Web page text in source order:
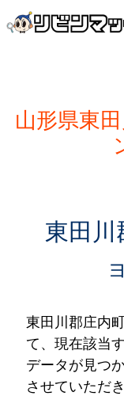
山形県東
東田
東田川郡庄内
て、現在該当
データが見つ
させていただき